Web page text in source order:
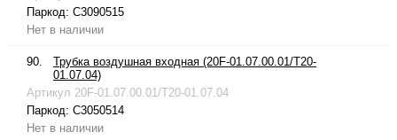
Паркод: C3090515
Нет в наличии
90.
Трубка воздушная входная (20F-01.07.00.01/T20-
01.07.04)
Артикул 20F-01.07.00.01/T20-01.07.04
Паркод: C3050514
Нет в наличии